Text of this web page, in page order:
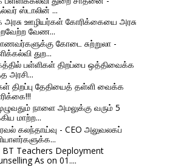
ஸ்டாலின் ...
அரசு ஊழியர்கள் கோரிக்கையை அரசு
வேண...
கோடை சுற்றுலா -
துற...
பள்ளிகள் திறப்பை ஒத்திவைக்க
அரசி...
திறப்பு தேதியைத் தள்ளி வைக்க
நாளை அமலுக்கு வரும் 5
மாற்ற...
கலந்தாய்வு - CEO அலுவலகப்
BT Teachers Deployment
As on 01....